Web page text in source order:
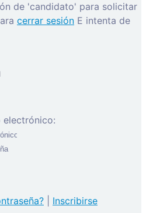
de 'candidato' para solicitar
cerrar sesión E intenta de
electrónico:
Inscribirse